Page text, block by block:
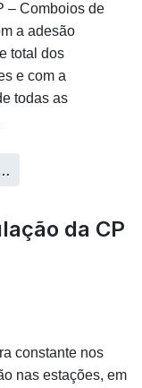
– Comboios de
a adesão
total dos
e com a
todas as
da CP
constante nos
nas estações, em